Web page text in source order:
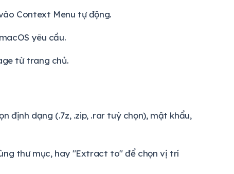
Context Menu tự động.
yêu cầu.
từ trang chủ.
định dạng (.7z, .zip, .rar tuỳ chọn), mật khẩu,
thư mục, hay "Extract to" để chọn vị trí